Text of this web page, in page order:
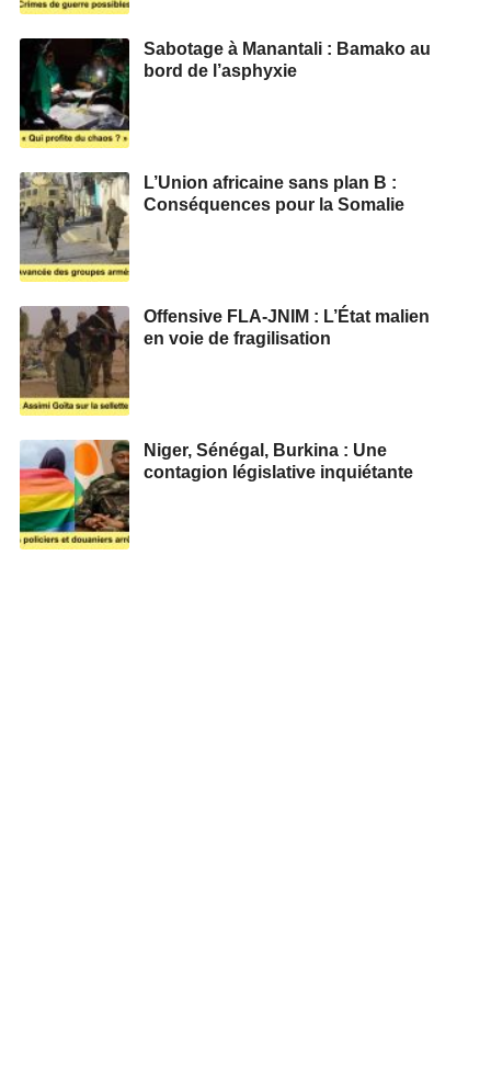
Sabotage à Manantali : Bamako au
bord de l’asphyxie
L’Union africaine sans plan B :
Conséquences pour la Somalie
Offensive FLA-JNIM : L’État malien
en voie de fragilisation
Niger, Sénégal, Burkina : Une
contagion législative inquiétante